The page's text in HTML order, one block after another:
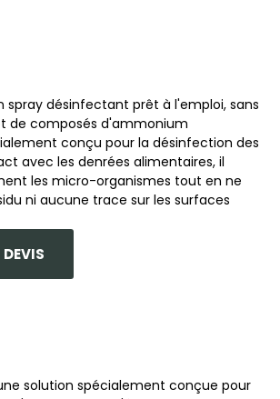
spray désinfectant prêt à l'emploi, sans
de composés d'ammonium
conçu pour la désinfection des
avec les denrées alimentaires, il
les micro-organismes tout en ne
ni aucune trace sur les surfaces
solution spécialement conçue pour